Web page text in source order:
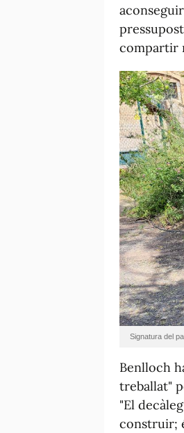
compartir
Signatura del
Benlloch
treballat"
"El
construir;